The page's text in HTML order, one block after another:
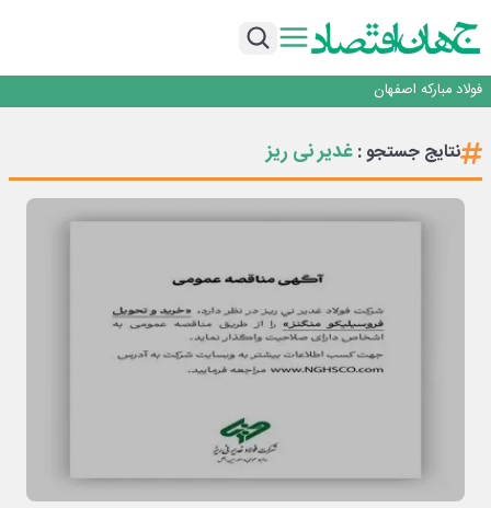
تداوم صعود مس در بازارهای جهانی؛ قیمت فلز سرخ از ۱۴هزار دلار در هر تن عبور کرد
فولاد مبارکه اصفهان
تجدیدپذیر با حضور استاندار اصفهان
گفتگو با کاوه معلمی، مدیر حسابداری مدیریت فولادسنگان
تداوم صعود مس در بازارهای جهانی؛ قیمت فلز سرخ از ۱۴هزار دلار در هر تن عبور کرد
نتایج جستجو :غدیر نی ریز